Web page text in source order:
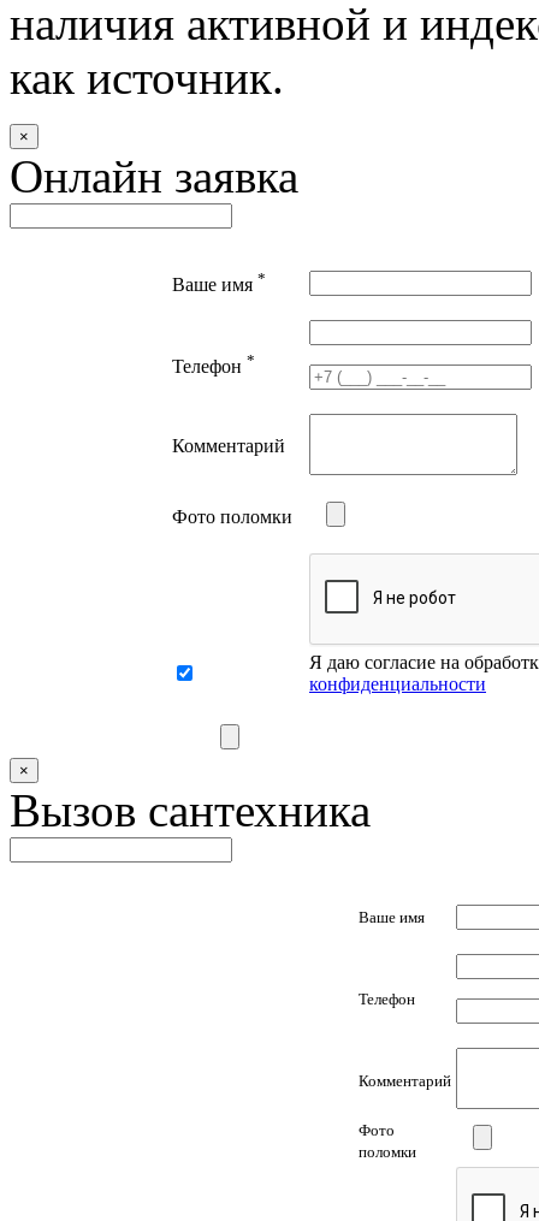
наличия активной и
как источник.
×
Онлайн заявка
Ваше имя *
Телефон *
Комментарий
Фото поломки
Я даю согласие на
конфиденциальности
×
Вызов сантехника
Ваше имя
Телефон
Комментарий
Фото
поломки